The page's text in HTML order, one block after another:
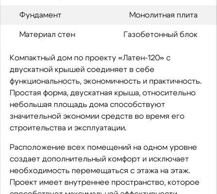
Фундамент Монолитная плита
Материал стен Газобетонный блок
Компактный дом по проекту «Латен-120» с
двускатной крышей соединяет в себе
функциональность, экономичность и практичность.
Простая форма, двускатная крыша, относительно
небольшая площадь дома способствуют
значительной экономии средств во время его
строительства и эксплуатации.
Расположение всех помещений на одном уровне
создает дополнительный комфорт и исключает
необходимость перемещаться с этажа на этаж.
Проект имеет внутреннее пространство, которое